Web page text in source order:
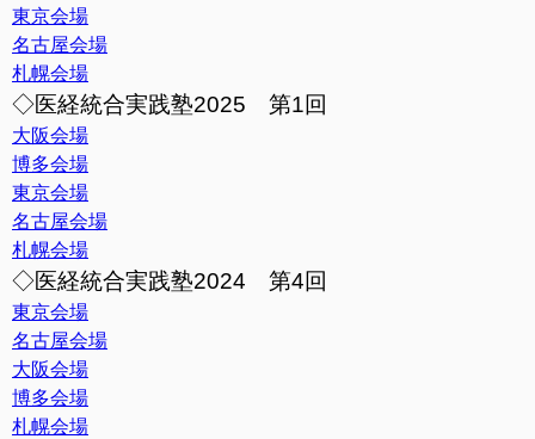
東京会場
名古屋会場
札幌会場
◇医経統合実践塾2025 第1回
大阪会場
博多会場
東京会場
名古屋会場
札幌会場
◇医経統合実践塾2024 第4回
東京会場
名古屋会場
大阪会場
博多会場
札幌会場